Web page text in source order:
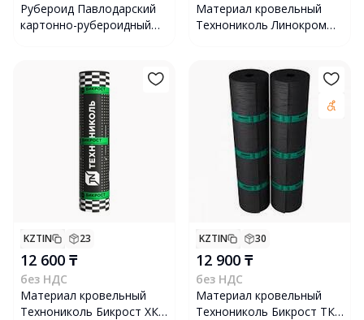
Рубероид Павлодарский
картонно-рубероидный
Материал кровельный
Технониколь Линокром
KZTIN 23
12 600 ₸
без НДС
Материал кровельный
Технониколь Бикрост ХКП
KZTIN 30
12 900 ₸
без НДС
Материал кровельный
Технониколь Бикрост ТКП